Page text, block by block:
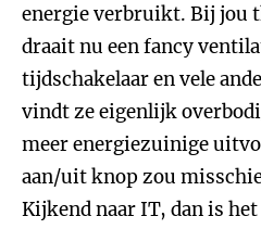
energie verbruikt. Bij jou
draait nu een fancy
tijdschakelaar en vele
vindt ze eigenlijk
meer energiezuinige
aan/uit knop zou
Kijkend naar IT, dan is het